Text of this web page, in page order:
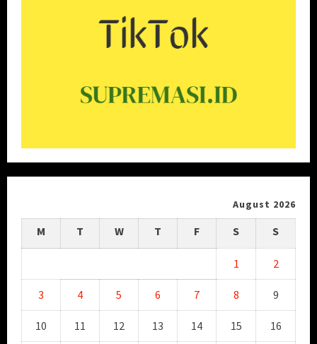
August 2026
M T W T F S S
1 2
3 4 5 6 7 8 9
10 11 12 13 14 15 16